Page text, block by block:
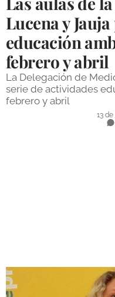
DEPORTES
COMPETICIONES
DEPORTE BASE
OPINIÓN
VENTANA CIUDADANA
GALERÍAS
Lucena y
educación
febrero y abril
La Delegación de
serie de actividades
febrero y abril
13